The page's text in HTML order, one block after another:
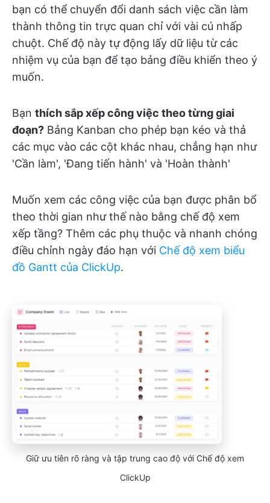
bạn có thể chuyển đổi danh sách việc cần làm
thành thông tin trực quan chỉ với vài cú nhấp
chuột. Chế độ này tự động lấy dữ liệu từ các
nhiệm vụ của bạn để tạo bảng điều khiển theo ý
muốn.
Bạn thích sắp xếp công việc theo từng giai
đoạn? Bảng Kanban cho phép bạn kéo và thả
các mục vào các cột khác nhau, chẳng hạn như
'Cần làm', 'Đang tiến hành' và 'Hoàn thành'
Muốn xem các công việc của bạn được phân bổ
theo thời gian như thế nào bằng chế độ xem
xếp tầng? Thêm các phụ thuộc và nhanh chóng
điều chỉnh ngày đáo hạn với Chế độ xem biểu
đồ Gantt của ClickUp.
Giữ ưu tiên rõ ràng và tập trung cao độ với Chế độ xem
ClickUp